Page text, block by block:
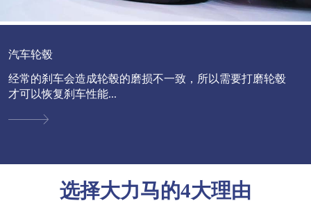
汽车轮毂
经常的刹车会造成轮毂的磨损不一致，所以需要打磨轮毂
才可以恢复刹车性能...
选择大力马的4大理由